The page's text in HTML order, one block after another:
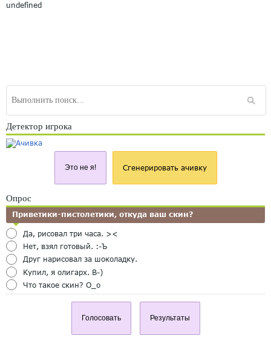
undefined
Детектор игрока
Это не я! Сгенерировать ачивку
Опрос
Приветики-пистолетики, откуда ваш скин?
Да, рисовал три часа. ><
Нет, взял готовый. :-Ъ
Друг нарисовал за шоколадку.
Купил, я олигарх. B-)
Что такое скин? O_o
Голосовать Результаты